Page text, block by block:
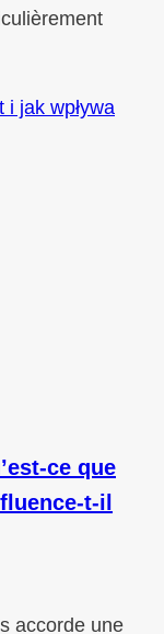
ce que
t-il
accorde une